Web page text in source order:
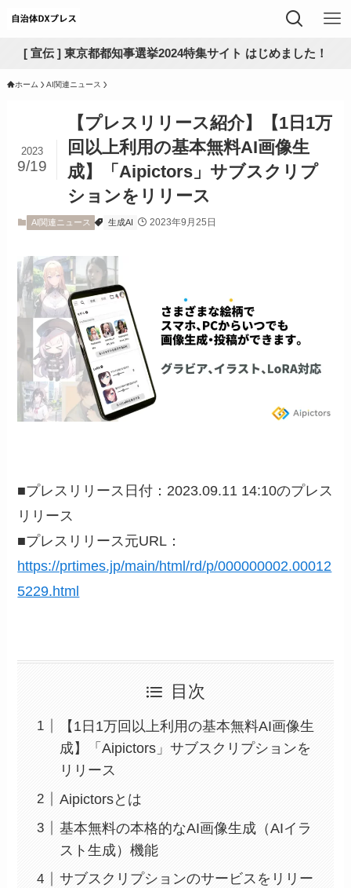
[ 宣伝 ] 東京都都知事選挙2024特集サイト はじめました！
ホーム AI関連ニュース
【プレスリリース紹介】【1日1万
回以上利用の基本無料AI画像生
成】「Aipictors」サブスクリプ
ションをリリース
2023
9/19
AI関連ニュース 生成AI 2023年9月25日
■プレスリリース日付：2023.09.11 14:10のプレス
リリース
■プレスリリース元URL：
https://prtimes.jp/main/html/rd/p/000000002.00012
5229.html
目次
【1日1万回以上利用の基本無料AI画像生
成】「Aipictors」サブスクリプションを
リリース
Aipictorsとは
基本無料の本格的なAI画像生成（AIイラ
スト生成）機能
サブスクリプションのサービスをリリー